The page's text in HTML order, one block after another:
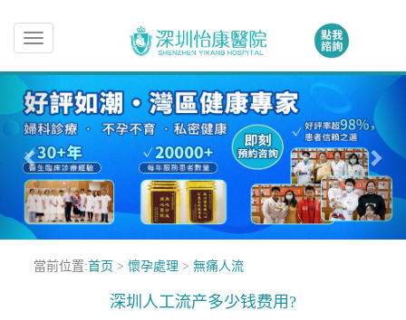
Toggle
navigation
當前位置:首页 > 懷孕處理 > 無痛人流
深圳人工流产多少钱费用?